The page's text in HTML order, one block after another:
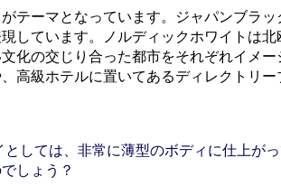
テーマとなっています。ジャパンブラッ
しています。ノルディックホワイトは
化の交じり合った都市をそれぞれイメ
高級ホテルに置いてあるディレクトリ
しては、非常に薄型のボディに仕上が
しょう？